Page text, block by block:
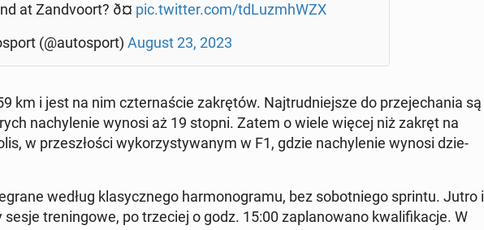
at Zan­dvo­ort? ð¤ pic.twitter.com/tdLu­zmhWZX
(@au­to­sport) August 23, 2023
km i jest na nim czter­na­ście za­krę­tów. Naj­trud­niej­sze do prze­je­cha­nia są
na­chy­le­nie wynosi aż 19 stopni. Zatem o wiele więcej niż zakręt na
w prze­szło­ści wy­ko­rzy­sty­wa­nym w F1, gdzie na­chy­le­nie wynosi dzie­
według kla­sycz­ne­go har­mo­no­gra­mu, bez so­bot­nie­go sprintu. Jutro i
tre­nin­go­we, po trze­ciej o godz. 15:00 za­pla­no­wa­no kwa­li­fi­ka­cje. W